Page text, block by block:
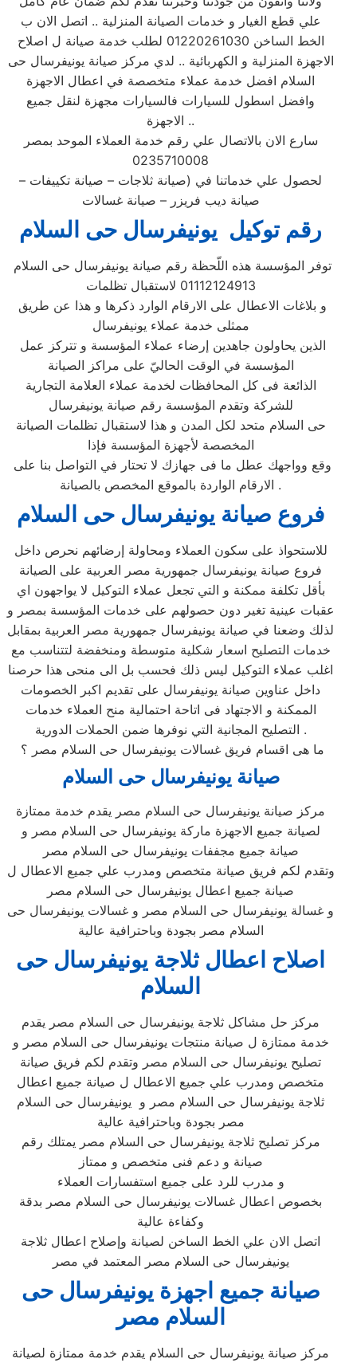
علي قطع الغيار و خدمات الصيانة المنزلية .. اتصل الان ب
الخط الساخن 01220261030 لطلب خدمة صيانة ل اصلاح
الاجهزة المنزلية و الكهربائية .. لدي مركز صيانة يونيفرسال حى
السلام افضل خدمة عملاء متخصصة في اعطال الاجهزة
وافضل اسطول للسيارات فالسيارات مجهزة لنقل جميع
الاجهزة ..
سارع الان بالاتصال علي رقم خدمة العملاء الموحد بمصر
0235710008
لحصول علي خدماتنا في (صيانة ثلاجات – صيانة تكييفات –
صيانة ديب فريزر – صيانة غسالات
رقم توكيل يونيفرسال حى السلام
توفر المؤسسة هذه اللّحظة رقم صيانة يونيفرسال حى السلام
01112124913 لاستقبال تظلمات
ممثلى خدمة عملاء يونيفرسال
المؤسسة في الوقت الحاليّ على مراكز الصيانة
الذائعة فى كل المحافظات لخدمة عملاء العلامة التجارية
للشركة وتقدم المؤسسة رقم صيانة يونيفرسال
حى السلام متحد لكل المدن و هذا لاستقبال تظلمات الصيانة
المخصصة لأجهزة المؤسسة فإذا
الارقام الواردة بالموقع المخصص بالصيانة .
فروع صيانة يونيفرسال حى السلام
للاستحواذ على سكون العملاء ومحاولة إرضائهم نحرص داخل
فروع صيانة يونيفرسال جمهورية مصر العربية على الصيانة
بأقل تكلفة ممكنة و التي تجعل عملاء التوكيل لا يواجهون اي
عقبات عينية تغير دون حصولهم على خدمات المؤسسة بمصر و
لذلك وضعنا في صيانة يونيفرسال جمهورية مصر العربية بمقابل
خدمات التصليح اسعار شكلية متوسطة ومنخفضة لتتناسب مع
اغلب عملاء التوكيل ليس ذلك فحسب بل الى منحى هذا حرصنا
داخل عناوين صيانة يونيفرسال على تقديم اكبر الخصومات
الممكنة و الاجتهاد فى اتاحة احتمالية منح العملاء خدمات
التصليح المجانية التي نوفرها ضمن الحملات الدورية .
ما هى اقسام فريق غسالات يونيفرسال حى السلام مصر ؟
صيانة يونيفرسال حى السلام
مركز صيانة يونيفرسال حى السلام مصر يقدم خدمة ممتازة
لصيانة جميع الاجهزة ماركة يونيفرسال حى السلام مصر و
صيانة جميع مجففات يونيفرسال حى السلام مصر
وتقدم لكم فريق صيانة متخصص ومدرب علي جميع الاعطال ل
صيانة جميع اعطال يونيفرسال حى السلام مصر
و غسالة يونيفرسال حى السلام مصر و غسالات يونيفرسال حى
السلام مصر بجودة وباحترافية عالية
اصلاح اعطال ثلاجة يونيفرسال حى
السلام
مركز حل مشاكل ثلاجة يونيفرسال حى السلام مصر يقدم
خدمة ممتازة ل صيانة منتجات يونيفرسال حى السلام مصر و
تصليح يونيفرسال حى السلام مصر وتقدم لكم فريق صيانة
متخصص ومدرب علي جميع الاعطال ل صيانة جميع اعطال
ثلاجة يونيفرسال حى السلام مصر و يونيفرسال حى السلام
مصر بجودة وباحترافية عالية
مركز تصليح ثلاجة يونيفرسال حى السلام مصر يمتلك رقم
صيانة و دعم فنى متخصص و ممتاز
و مدرب للرد على جميع استفسارات العملاء
بخصوص اعطال غسالات يونيفرسال حى السلام مصر بدقة
وكفاءة عالية
اتصل الان علي الخط الساخن لصيانة وإصلاح اعطال ثلاجة
يونيفرسال حى السلام مصر المعتمد في مصر
صيانة جميع اجهزة يونيفرسال حى
السلام مصر
مركز صيانة يونيفرسال حى السلام يقدم خدمة ممتازة لصيانة